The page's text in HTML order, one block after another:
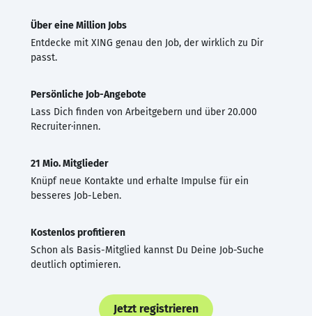
Über eine Million Jobs
Entdecke mit XING genau den Job, der wirklich zu Dir
passt.
Persönliche Job-Angebote
Lass Dich finden von Arbeitgebern und über 20.000
Recruiter·innen.
21 Mio. Mitglieder
Knüpf neue Kontakte und erhalte Impulse für ein
besseres Job-Leben.
Kostenlos profitieren
Schon als Basis-Mitglied kannst Du Deine Job-Suche
deutlich optimieren.
Jetzt registrieren